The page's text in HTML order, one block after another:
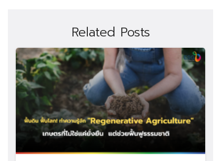
Search
Search
Related Posts